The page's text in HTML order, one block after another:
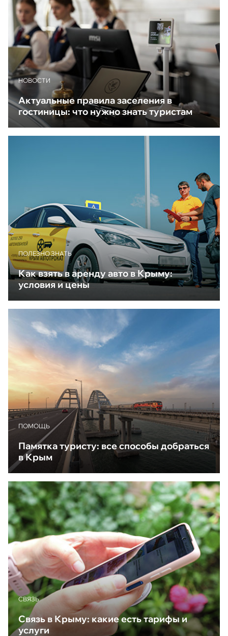
НОВОСТИ
Актуальные правила заселения в
гостиницы: что нужно знать туристам
ПОЛЕЗНО ЗНАТЬ
Как взять в аренду авто в Крыму:
условия и цены
ПОМОЩЬ
Памятка туристу: все способы добраться
в Крым
CВЯЗЬ
Связь в Крыму: какие есть тарифы и
услуги